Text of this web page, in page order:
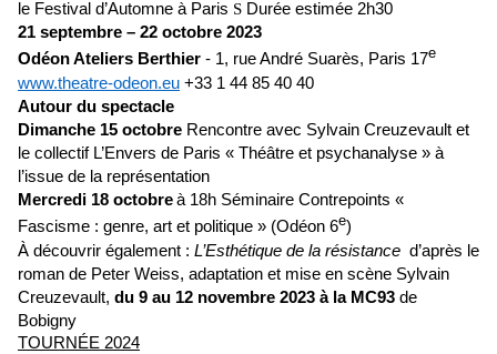
le Festival d’Automne à Paris S Durée estimée 2h30
21 septembre – 22 octobre 2023
Odéon Ateliers Berthier - 1, rue André Suarès, Paris 17e
www.theatre-odeon.eu +33 1 44 85 40 40
Autour du spectacle
Dimanche 15 octobre Rencontre avec Sylvain Creuzevault et
le collectif L’Envers de Paris « Théâtre et psychanalyse » à
l’issue de la représentation
Mercredi 18 octobreà 18h Séminaire Contrepoints «
Fascisme : genre, art et politique » (Odéon 6e)
À découvrir également : L’Esthétique de la résistance d’après le
roman de Peter Weiss, adaptation et mise en scène Sylvain
Creuzevault, du 9 au 12 novembre 2023 à la MC93 de
Bobigny
TOURNÉE 2024